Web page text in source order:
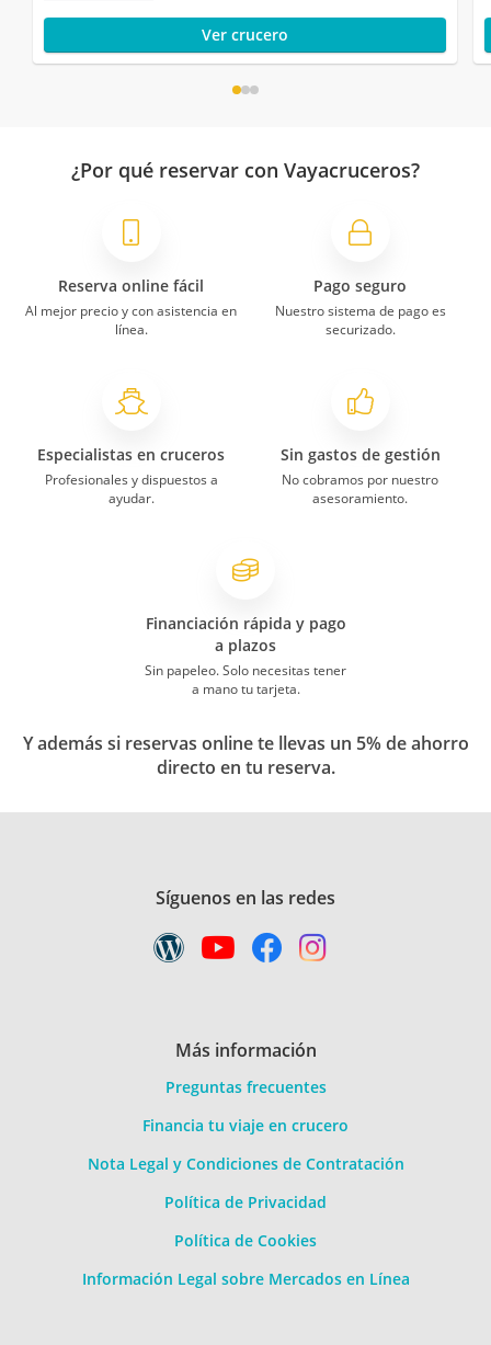
Ver crucero
¿Por qué reservar con Vayacruceros?
Reserva online fácil
Al mejor precio y con asistencia en
línea.
Pago seguro
Nuestro sistema de pago es
securizado.
Especialistas en cruceros
Profesionales y dispuestos a
ayudar.
Sin gastos de gestión
No cobramos por nuestro
asesoramiento.
Financiación rápida y pago
a plazos
Sin papeleo. Solo necesitas tener
a mano tu tarjeta.
Y además si reservas online te llevas un 5% de ahorro
directo en tu reserva.
Síguenos en las redes
Más información
Preguntas frecuentes
Financia tu viaje en crucero
Nota Legal y Condiciones de Contratación
Política de Privacidad
Política de Cookies
Información Legal sobre Mercados en Línea